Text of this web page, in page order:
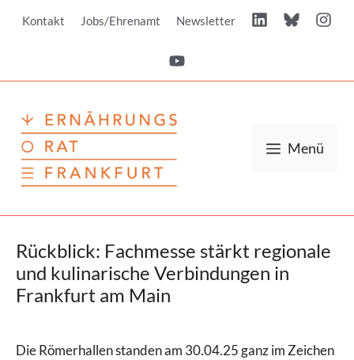
InhaltKontakt Jobs/Ehrenamt Newsletter
Menü
Rückblick: Fachmesse stärkt regionale
und kulinarische Verbindungen in
Frankfurt am Main
Die Römerhallen standen am 30.04.25 ganz im Zeichen